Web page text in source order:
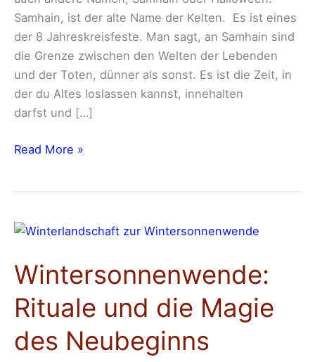
Samhain, ist der alte Name der Kelten. Es ist eines
der 8 Jahreskreisfeste. Man sagt, an Samhain sind
die Grenze zwischen den Welten der Lebenden
und der Toten, dünner als sonst. Es ist die Zeit, in
der du Altes loslassen kannst, innehalten
darfst und […]
Read More »
Wintersonnenwende:
Rituale und die Magie
des Neubeginns
Wintersonnenwende:
und
die
Magie
Neubeginns